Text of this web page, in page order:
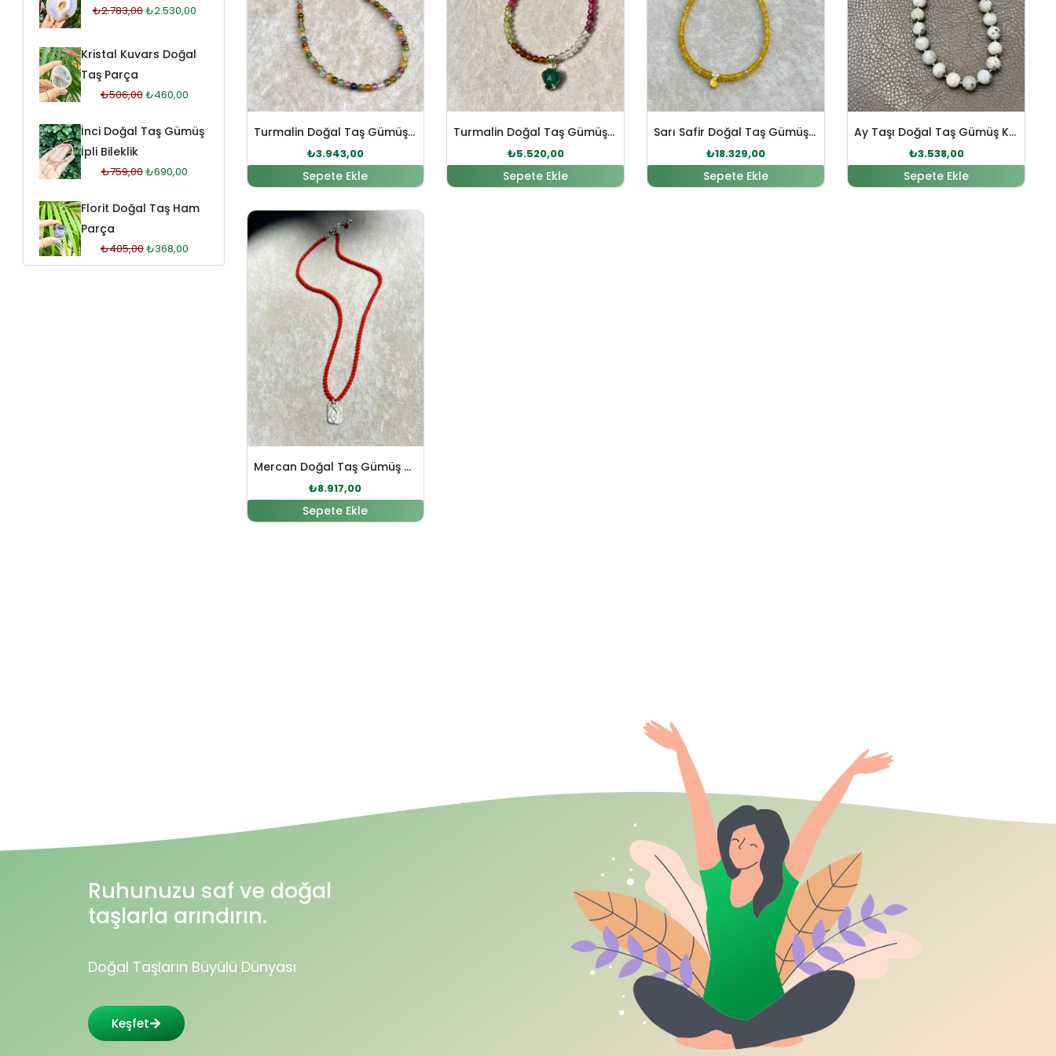
₺2.783,00₺2.530,00
Kristal Kuvars Doğal
Taş Parça
₺506,00₺460,00
İnci Doğal Taş Gümüş
İpli Bileklik
₺759,00₺690,00
Florit Doğal Taş Ham
Parça
₺405,00₺368,00
Turmalin Doğal Taş Gümüş Kolye
₺3.943,00
Sepete Ekle
Turmalin Doğal Taş Gümüş Tasarım Kolye
₺5.520,00
Sepete Ekle
Sarı Safir Doğal Taş Gümüş Kolye
₺18.329,00
Sepete Ekle
Ay Taşı Doğal Taş Gümüş Kolye
₺3.538,00
Sepete Ekle
Mercan Doğal Taş Gümüş Kolye
Orijinal fiyat: ₺9.808,00.
₺8.917,00
Şu andaki fiyat: ₺8.917,00.
Sepete Ekle
Ruhunuzu saf ve doğal
taşlarla arındırın.
Doğal Taşların Büyülü Dünyası
Keşfet